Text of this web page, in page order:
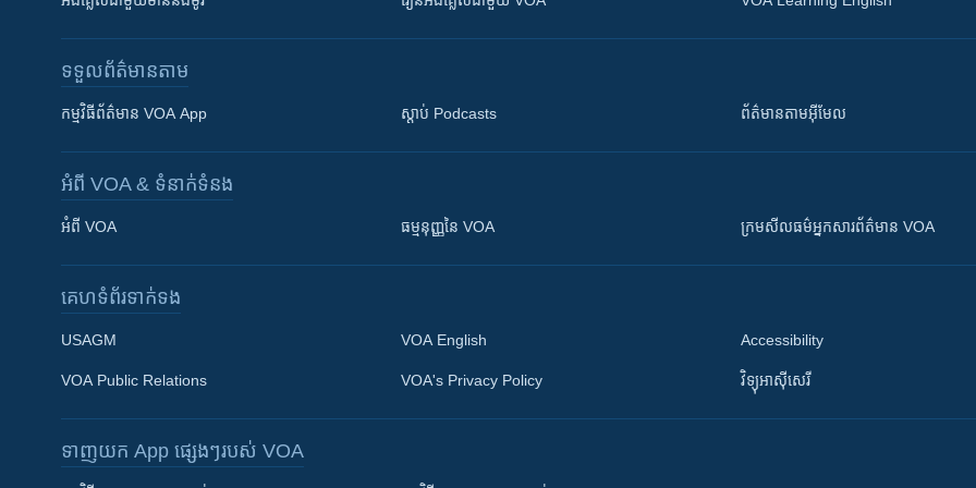
Khmer English
ទទួល​ព័ត៌មាន​តាម
កម្មវិធី​ព័ត៌មាន VOA App ស្តាប់ Podcasts ព័ត៌មាន​តាម​អ៊ីមែល
អំពី​ VOA & ទំនាក់ទំនង
អំពី​ VOA ធម្មនុញ្ញ​នៃ VOA ក្រម​​​សីលធម៌​​​អ្នក​​​សារព័ត៌មាន VOA
គេហទំព័រ​​ទាក់ទង
USAGM
VOA Public Relations
VOA English
VOA's Privacy Policy
Accessibility
វិទ្យុ​អាស៊ី​សេរី
ទាញយក​ App ផ្សេងៗ​របស់​ VOA